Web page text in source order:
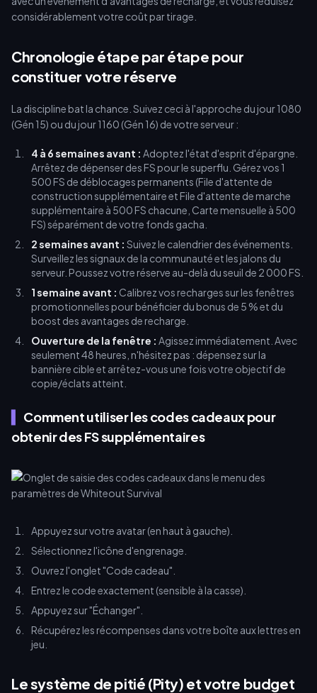
considérablement votre coût par tirage.
Chronologie étape par étape pour
constituer votre réserve
La discipline bat la chance. Suivez ceci à l'approche du jour 1080
(Gén 15) ou du jour 1160 (Gén 16) de votre serveur :
4 à 6 semaines avant : Adoptez l'état d'esprit d'épargne.
Arrêtez de dépenser des FS pour le superflu. Gérez vos 1
500 FS de déblocages permanents (File d'attente de
construction supplémentaire et File d'attente de marche
supplémentaire à 500 FS chacune, Carte mensuelle à 500
FS) séparément de votre fonds gacha.
2 semaines avant : Suivez le calendrier des événements.
Surveillez les signaux de la communauté et les jalons du
serveur. Poussez votre réserve au-delà du seuil de 2 000 FS.
1 semaine avant : Calibrez vos recharges sur les fenêtres
promotionnelles pour bénéficier du bonus de 5 % et du
boost des avantages de recharge.
Ouverture de la fenêtre : Agissez immédiatement. Avec
seulement 48 heures, n'hésitez pas : dépensez sur la
bannière cible et arrêtez-vous une fois votre objectif de
copie/éclats atteint.
Comment utiliser les codes cadeaux pour
obtenir des FS supplémentaires
Appuyez sur votre avatar (en haut à gauche).
Sélectionnez l'icône d'engrenage.
Ouvrez l'onglet "Code cadeau".
Entrez le code exactement (sensible à la casse).
Appuyez sur "Échanger".
Récupérez les récompenses dans votre boîte aux lettres en
jeu.
Le système de pitié (Pity) et votre budget